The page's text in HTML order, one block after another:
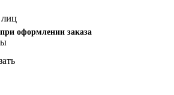
оформлении заказа